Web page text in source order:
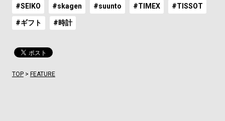
#SEIKO #skagen #suunto #TIMEX #TISSOT
#ギフト #時計
TOP> FEATURE